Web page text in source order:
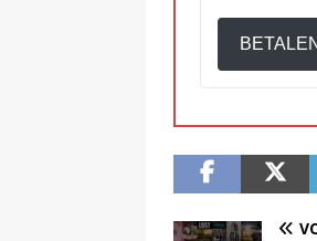
BETALEN